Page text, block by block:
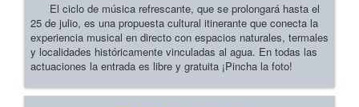
El ciclo de música refrescante, que se prolongará hasta el
25 de julio, es una propuesta cultural itinerante que conecta la
experiencia musical en directo con espacios naturales, termales
y localidades históricamente vinculadas al agua. En todas las
actuaciones la entrada es libre y gratuita ¡Pincha la foto!